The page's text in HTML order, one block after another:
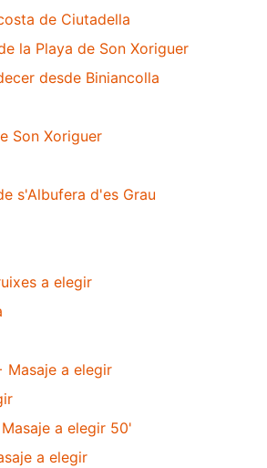
de Ciutadella
la Playa de Son Xoriguer
desde Biniancolla
Son Xoriguer
s'Albufera d'es Grau
a elegir
Masaje a elegir
a elegir 50'
a elegir